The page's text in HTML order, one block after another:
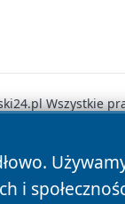
i
Wszystkie
Prywatności